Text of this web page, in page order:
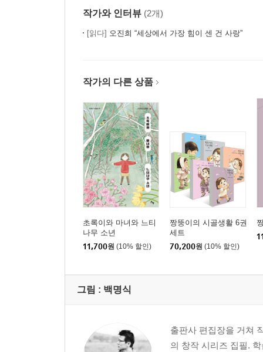
작가와 인터뷰 (2개)
[읽다] 오진희 “세상에서 가장 힘이 센 건 사랑”
작가의 다른 상품
초록이와 마녀와 느티
나무 소년
11,700원 (10% 할인)
짱뚱이의 시골생활 6권
세트
70,200원 (10% 할인)
그림 : 백명식
출판사 편집장을 거쳐
의 창작 시리즈 집필.